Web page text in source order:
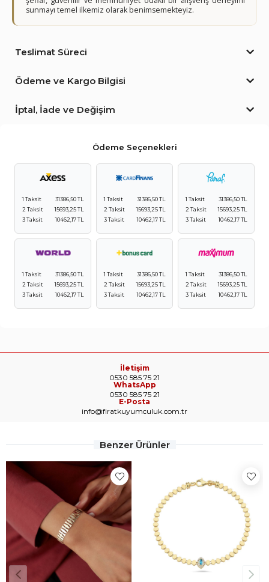
sunmayı temel ilkemiz olarak benimsemekteyiz.
Teslimat Süreci
Ödeme ve Kargo Bilgisi
İptal, İade ve Değişim
Ödeme Seçenekleri
1 Taksit
31386,50 TL
2 Taksit
15693,25 TL
3 Taksit
10462,17 TL
1 Taksit
31386,50 TL
2 Taksit
15693,25 TL
3 Taksit
10462,17 TL
1 Taksit
31386,50 TL
2 Taksit
15693,25 TL
3 Taksit
10462,17 TL
1 Taksit
31386,50 TL
2 Taksit
15693,25 TL
3 Taksit
10462,17 TL
1 Taksit
31386,50 TL
2 Taksit
15693,25 TL
3 Taksit
10462,17 TL
1 Taksit
31386,50 TL
2 Taksit
15693,25 TL
3 Taksit
10462,17 TL
İletişim
0530 585 75 21
WhatsApp
0530 585 75 21
E-Posta
info@firatkuyumculuk.com.tr
Benzer Ürünler